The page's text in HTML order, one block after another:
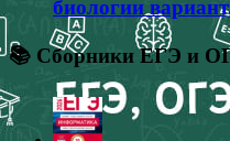
биологии
📚 Сборники ЕГЭ и